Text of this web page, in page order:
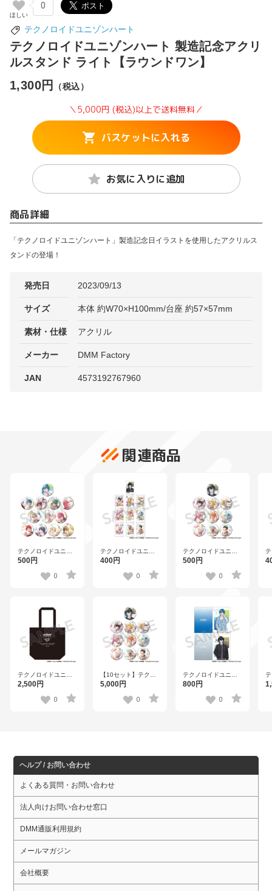
0
テクノロイドユニゾンハート
テクノロイドユニゾンハート 製造記念アクリ
ルスタンド ライト【ラウンドワン】
1,300円
（税込）
＼5,000円 (税込)以上で送料無料／
バスケットに入れる
お気に入りに追加
商品詳細
「テクノロイドユニゾンハート」製造記念日イラストを使用したアクリルス
タンドの登場！
発売日 2023/09/13
サイズ 本体 約W70×H100mm/台座 約57×57mm
素材・仕様 アクリル
メーカー DMM Factory
JAN 4573192767960
関連商品
テクノロイドユニゾ
ンハート トレーディ
ッジ ver.A【ラウンド
500円
0
テクノロイドユニゾ
ンハート トレーディ
ド ver.B【ラウンドワ
400円
0
テクノロイドユニゾ
ンハート トレーディ
ッジ ver.B【ラウンド
500円
0
テクノロイドユニゾ
ンハート トートバッ
2,500円
0
【10セット】テクノ
ロイドユニゾンハー
ログラム缶バッジ
ver.B【ラウンドワ
5,000円
0
テクノロイドユニゾ
ンハート 描き下ろし
ト【ラウンドワン】
800円
0
ヘルプ / お問い合わせ
よくある質問・お問い合わせ
法人向けお問い合わせ窓口
DMM通販利用規約
メールマガジン
会社概要